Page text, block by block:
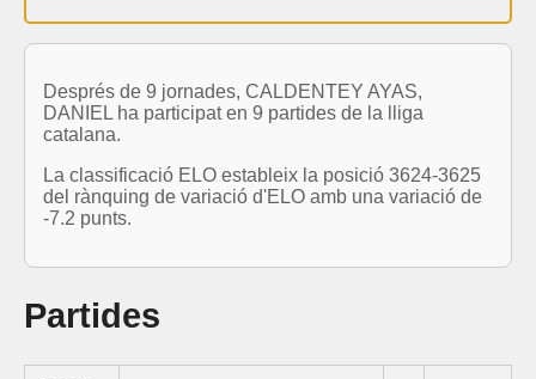
Després de 9 jornades, CALDENTEY AYAS,
DANIEL ha participat en 9 partides de la lliga
catalana.
La classificació ELO estableix la posició 3624-3625
del rànquing de variació d'ELO amb una variació de
-7.2 punts.
Partides